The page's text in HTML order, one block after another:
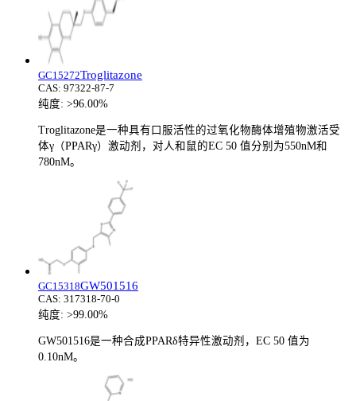
GC15272Troglitazone
CAS: 97322-87-7
纯度: >96.00%
Troglitazone是一种具有口服活性的过氧化物酶体增殖物激活受
体γ（PPARγ）激动剂，对人和鼠的EC 50 值分别为550nM和
780nM。
GC15318GW501516
CAS: 317318-70-0
纯度: >99.00%
GW501516是一种合成PPARδ特异性激动剂，EC 50 值为
0.10nM。